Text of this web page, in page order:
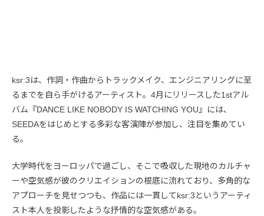
ksr:3は、作詞・作曲からトラックメイク、エンジニアリングに至
るまでを自ら手がけるアーティスト。4月にリリースした1stアル
バム『DANCE LIKE NOBODY IS WATCHING YOU』には、
SEEDAをはじめとする多彩な客演陣が参加し、注目を集めてい
る。
大学時代をヨーロッパで過ごし、そこで吸収した現地のカルチャ
ーや空気感が彼のクリエイションの根底に流れており、多角的な
アプローチを見せつつも、作品には一貫してksr:3というアーティ
スト本人を投影したような抒情的な空気感がある。